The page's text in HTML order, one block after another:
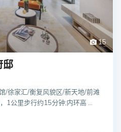
15
邸
/徐家汇/衡复风貌区/新天地/前滩
1公里步行约15分钟;内环高 ...